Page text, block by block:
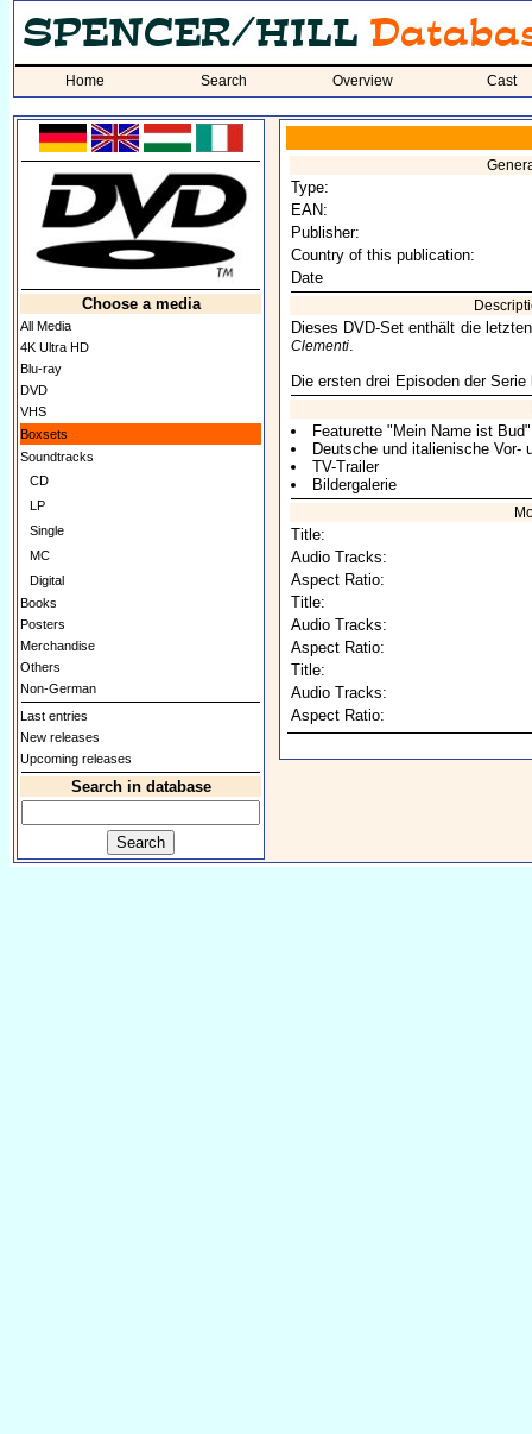
Home Search Overview Cast
Choose a media
All Media
4K Ultra HD
Blu-ray
DVD
VHS
Boxsets
Soundtracks
CD
LP
Single
MC
Digital
Books
Posters
Merchandise
Others
Non-German
Last entries
New releases
Upcoming releases
Search in database
Type:
EAN:
Publisher:
Country of this publication:
Date
Dieses DVD-Set enthält die
Clementi.
Die ersten drei Episoden der
Featurette "Mein Name ist
Deutsche und italienische Vor-
TV-Trailer
Bildergalerie
Title:
Audio Tracks:
Aspect Ratio:
Title:
Audio Tracks:
Aspect Ratio:
Title:
Audio Tracks:
Aspect Ratio: